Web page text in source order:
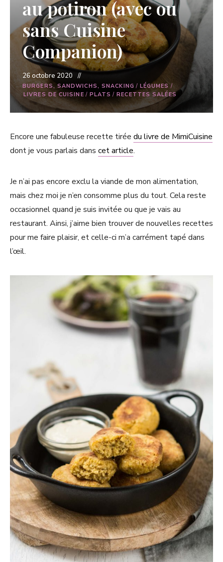
au potiron (avec ou
sans Cuisine
Companion)
26 octobre 2020
BURGERS, SANDWICHS, SNACKING / LÉGUMES /
LIVRES DE CUISINE / PLATS / RECETTES SALÉES
Encore une fabuleuse recette tirée du livre de MimiCuisine
dont je vous parlais dans cet article.
Je n’ai pas encore exclu la viande de mon alimentation,
mais chez moi je n’en consomme plus du tout. Cela reste
occasionnel quand je suis invitée ou que je vais au
restaurant. Ainsi, j’aime bien trouver de nouvelles recettes
pour me faire plaisir, et celle-ci m’a carrément tapé dans
l’œil.